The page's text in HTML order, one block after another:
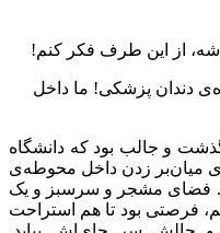
از این طرف فکر کنم!
دندان پزشکی! ما داخل
و جالب بود که دانشگاه
میان‌بر زدن داخل محوطه‌ی
فضای مشجر و سرسبز و یک
فرصتی بود تا هم استراحت